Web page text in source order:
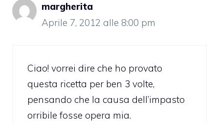
margherita
Aprile 7, 2012 alle 8:00 pm
Ciao! vorrei dire che ho provato
questa ricetta per ben 3 volte,
pensando che la causa dell’impasto
orribile fosse opera mia.